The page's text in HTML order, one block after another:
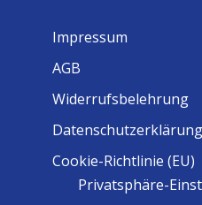
Impressum
AGB
Widerrufsbelehrung
Datenschutzerklärung
Cookie-Richtlinie (EU)
Privatsphäre-